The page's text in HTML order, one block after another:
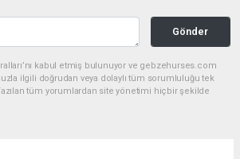
Gönder
kabul etmiş bulunuyor ve gebzehurses.com
ilgili doğrudan veya dolaylı tüm sorumluluğu tek
tüm yorumlardan site yönetimi hiçbir şekilde